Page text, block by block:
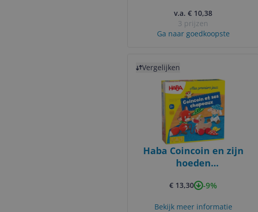
v.a. € 10,38
3 prijzen
Ga naar goedkoopste
Vergelijken
Haba Coincoin en zijn
hoeden
€ 13,30 -9%
Bekijk meer informatie